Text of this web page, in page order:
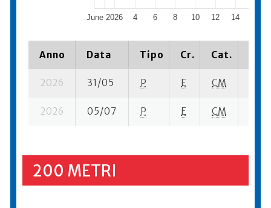
June 2026 4 6 8 10 12 14
Anno Data Tipo Cr. Cat.
2026 31/05 P E CM
2026 05/07 P E CM
200 METRI